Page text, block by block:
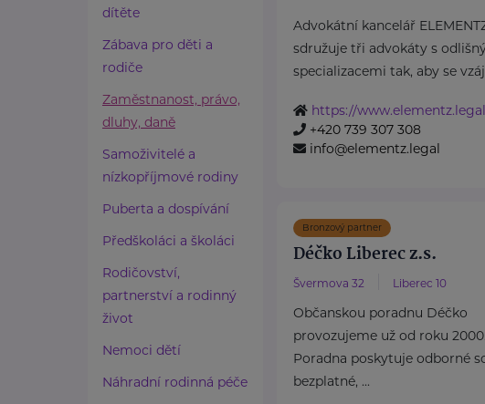
dítěte
Zábava pro děti a
rodiče
Zaměstnanost, právo,
dluhy, daně
Samoživitelé a
nízkopříjmové rodiny
Puberta a dospívání
Předškoláci a školáci
Rodičovství,
partnerství a rodinný
život
Nemoci dětí
Náhradní rodinná péče
Advokátní kancelář
sdružuje tři advokáty s
specializacemi tak, aby se
https://
+420 739 307 308
info@elementz.legal
Bronzový partner
Déčko Liberec z.s.
Švermova 32 Liberec 10
Občanskou poradnu Déčko
provozujeme už od roku 2000.
Poradna poskytuje odborné
bezplatné, ...